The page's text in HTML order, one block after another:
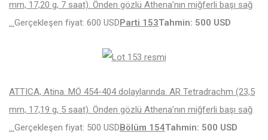
mm, 17,20 g, 7 saat). Önden gözlü Athena’nın miğferli başı sağ
Gerçekleşen fiyat: 600 USDParti 153Tahmin: 500 USD
ATTICA, Atina. MÖ 454-404 dolaylarında. AR Tetradrachm (23,5
mm, 17,19 g, 5 saat). Önden gözlü Athena’nın miğferli başı sağ
Gerçekleşen fiyat: 500 USDBölüm 154Tahmin: 500 USD